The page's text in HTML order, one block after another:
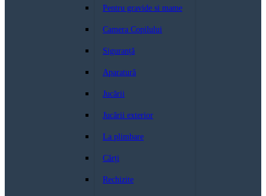
Pentru gravide si mame
Camera Copilului
Siguranță
Aparatură
Jucării
Jucării exterior
La plimbare
Cărți
Rechizite